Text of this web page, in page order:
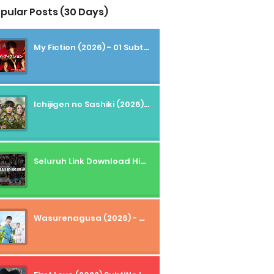
Posts (30 Days)
My Fiction (2026) - 01 Subtitle Indonesia
Ichijigen no Sashiki (2026) - 01 Subtitle Indonesia
Seluruh Link Download High And Low Subtitle Indonesia
Wasurenagusa (2026) - 01+02 Subtitle Indonesia